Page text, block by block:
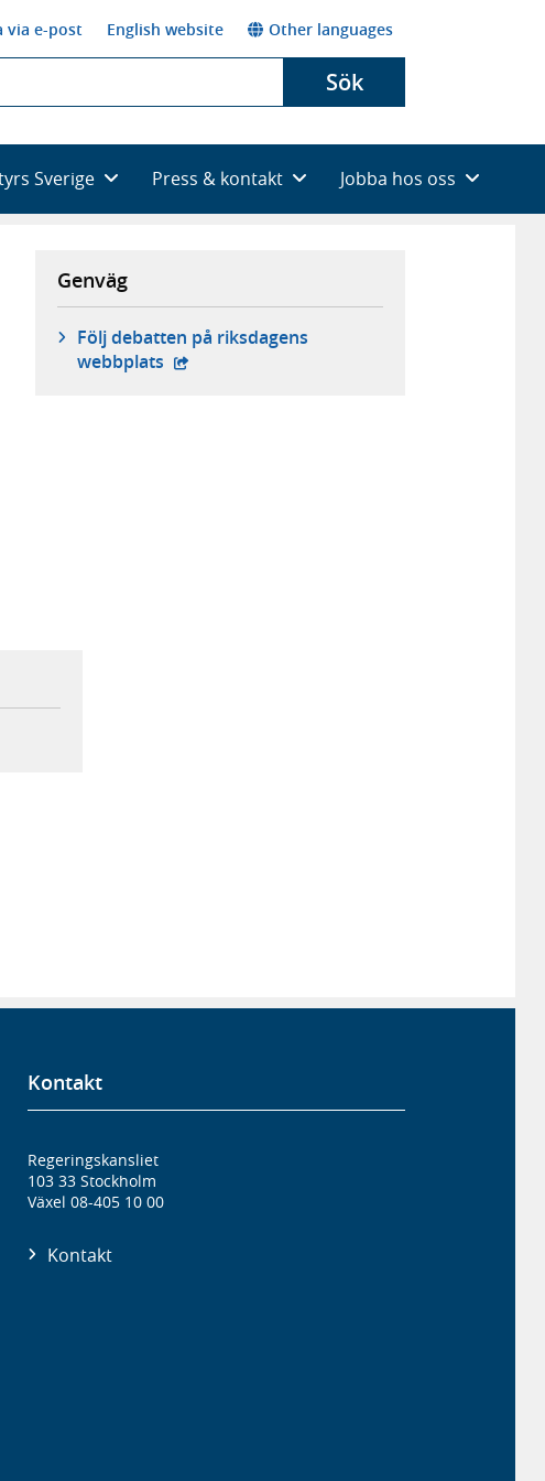
via e-post English website Other languages
Sök
Sverige Press & kontakt Jobba hos oss
Genväg
Följ debatten på riksdagens
webbplats - extern webbplats,
Kontakt
Regeringskansliet
103 33 Stockholm
Växel 08-405 10 00
Kontakt